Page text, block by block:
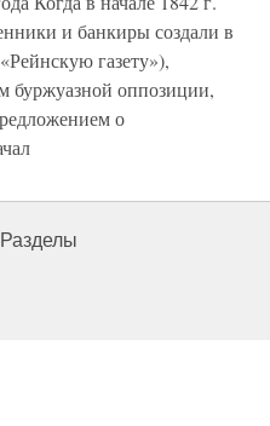
и банкиры создали в
газету»),
буржуазной оппозиции,
о
Разделы